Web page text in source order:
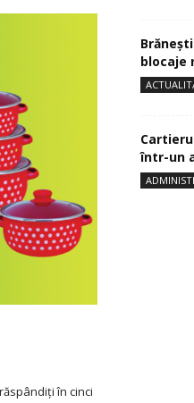
în cinci
blocaje
într-un